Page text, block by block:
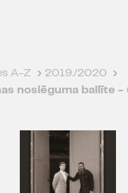
A-Z › 2019./2020
›
noslēguma ballīte -